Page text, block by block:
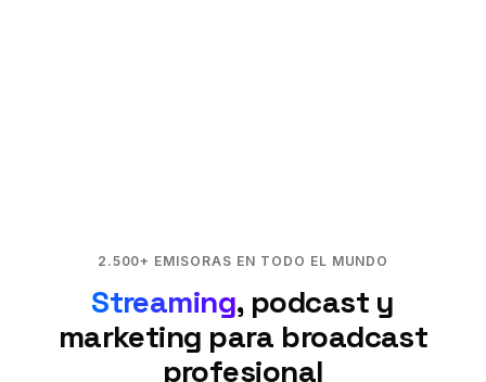
2.500+ EMISORAS EN TODO EL MUNDO
Streaming, podcast y
marketing para broadcast
profesional